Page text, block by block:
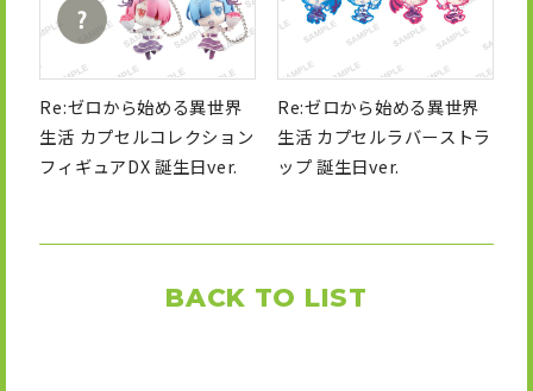
Re:ゼロから始める異世界
生活 カプセルコレクション
フィギュアDX 誕生日ver.
Re:ゼロから始める異世界
生活 カプセルラバーストラ
ップ 誕生日ver.
BACK TO LIST